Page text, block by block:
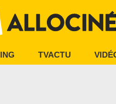
TVACTU